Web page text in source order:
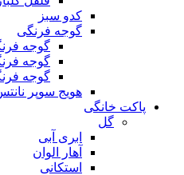
کدو سبز
گوجه فرنگی
گوجه
گوجه
گوجه
هویج سوپر
پاکت خانگی
گل
ابری آبی
آهار الوان
استکانی